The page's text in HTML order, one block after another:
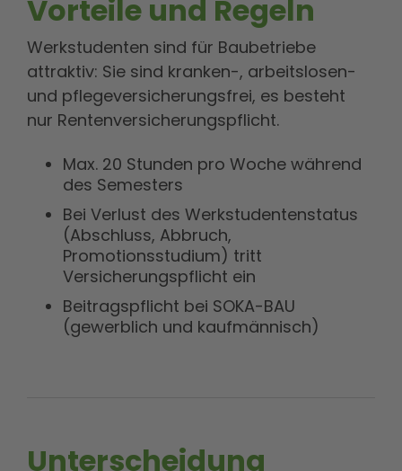
Vorteile und Regeln
Werkstudenten sind für Baubetriebe
attraktiv: Sie sind kranken-, arbeitslosen-
und pflegeversicherungsfrei, es besteht
nur Rentenversicherungspflicht.
Max. 20 Stunden pro Woche während
des Semesters
Bei Verlust des Werkstudentenstatus
(Abschluss, Abbruch,
Promotionsstudium) tritt
Versicherungspflicht ein
Beitragspflicht bei SOKA-BAU
(gewerblich und kaufmännisch)
Unterscheidung